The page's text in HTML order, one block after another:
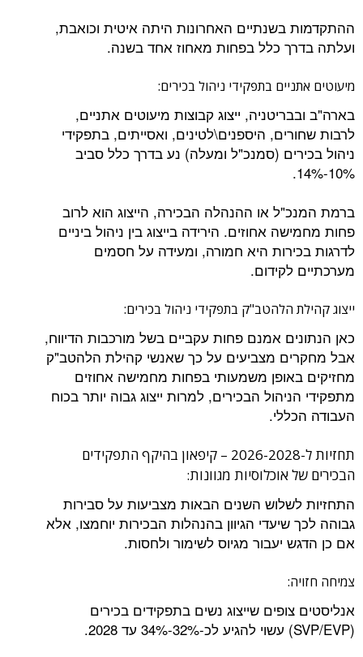
ההתקדמות בשנתיים האחרונות היתה איטית וכואבת,
ועלתה בדרך כלל בפחות מאחוז אחד בשנה.
מיעוטים אתניים בתפקידי ניהול בכירים:
בארה"ב ובבריטניה, ייצוג קבוצות מיעוטים אתניים,
לרבות שחורים, היספנים\לטינים, ואסייתים, בתפקידי
ניהול בכירים (סמנכ"ל ומעלה) נע בדרך כלל סביב
10%-14%.
ברמת המנכ"ל או ההנהלה הבכירה, הייצוג הוא לרוב
פחות מחמישה אחוזים. הירידה בייצוג בין ניהול ביניים
לדרגות בכירות היא חמורה, ומעידה על חסמים
מערכתיים לקידום.
ייצוג קהילת הלהטב"ק בתפקידי ניהול בכירים:
כאן הנתונים אמנם פחות עקביים בשל מורכבות הדיווח,
אבל מחקרים מצביעים על כך שאנשי קהילת הלהטב"ק
מחזיקים באופן משמעותי בפחות מחמישה אחוזים
מתפקידי הניהול הבכירים, למרות ייצוג גבוה יותר בכוח
העבודה הכללי.
תחזיות ל-2026-2028 – קיפאון בהיקף התפקידים
הבכירים של אוכלוסיות מגוונות:
התחזיות לשלוש השנים הבאות מצביעות על סבירות
גבוהה לכך שיעדי הגיוון בהנהלות הבכירות יוחמצו, אלא
אם כן הדגש יעבור מגיוס לשימור ולחסות.
צמיחה חזויה:
אנליסטים צופים שייצוג נשים בתפקידים בכירים
(SVP/EVP) עשוי להגיע לכ-32%-34% עד 2028.